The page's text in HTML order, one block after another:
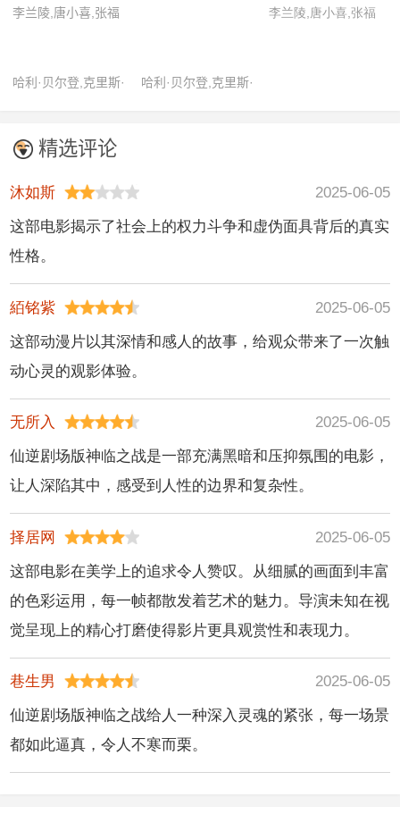
李兰陵,唐小喜,张福
李兰陵,唐小喜,张福
哈利·贝尔登,克里斯·
多尼
哈利·贝尔登,克里斯·
精选评论
沐如斯
2025-06-05
这部电影揭示了社会上的权力斗争和虚伪面具背后的真实
性格。
絔铭紫
2025-06-05
这部动漫片以其深情和感人的故事，给观众带来了一次触
动心灵的观影体验。
无所入
2025-06-05
仙逆剧场版神临之战是一部充满黑暗和压抑氛围的电影，
让人深陷其中，感受到人性的边界和复杂性。
择居网
2025-06-05
这部电影在美学上的追求令人赞叹。从细腻的画面到丰富
的色彩运用，每一帧都散发着艺术的魅力。导演未知在视
觉呈现上的精心打磨使得影片更具观赏性和表现力。
巷生男
2025-06-05
仙逆剧场版神临之战给人一种深入灵魂的紧张，每一场景
都如此逼真，令人不寒而栗。